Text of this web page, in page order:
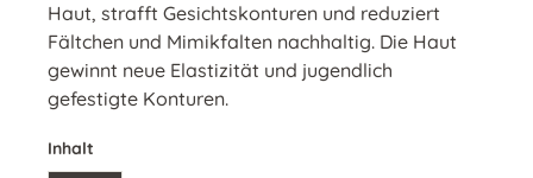
Haut, strafft Gesichtskonturen und reduziert
Fältchen und Mimikfalten nachhaltig. Die Haut
gewinnt neue Elastizität und jugendlich
gefestigte Konturen.
Inhalt